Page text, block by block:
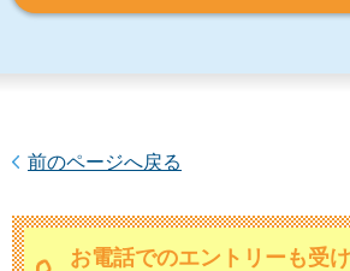
前のページへ戻る
お電話でのエントリーも受